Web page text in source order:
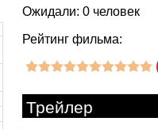
Ожидали: 0 человек
Рейтинг фильма:
Трейлер